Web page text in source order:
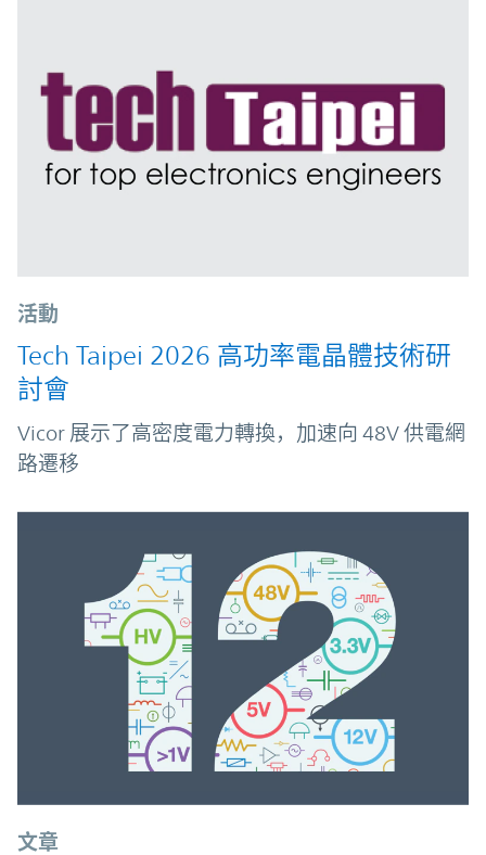
活動
Tech Taipei 2026 高功率電晶體技術研
討會
Vicor 展示了高密度電力轉換，加速向 48V 供電網
路遷移
文章